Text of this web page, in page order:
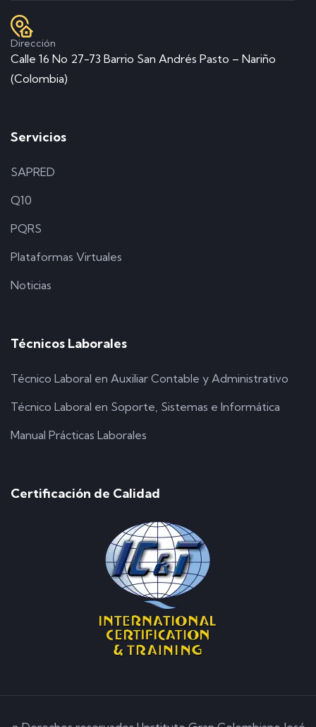
Dirección
Calle 16 No 27-73 Barrio San Andrés Pasto – Nariño
(Colombia)
Servicios
SAPRED
Q10
PQRS
Plataformas Virtuales
Noticias
Técnicos Laborales
Técnico Laboral en Auxiliar Contable y Administrativo
Técnico Laboral en Soporte, Sistemas e Informática
Manual Prácticas Laborales
Certificación de Calidad